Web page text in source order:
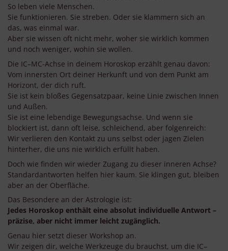
So leben viele Menschen.
Sie funktionieren. Sie streben. Oder sie klammern sich an
das, was einmal war.
Aber sie wissen oft nicht mehr, woher sie wirklich kommen
und noch weniger, wohin sie wollen.
Die IC–MC-Achse in deinem Horoskop erzählt genau davon:
Vom innersten Ort deiner Herkunft und von dem Punkt am
Horizont, der dich ruft.
Sie ist kein bloßes Gegensatzpaar, keine Linie zwischen Innen
und Außen.
Sie ist eine lebendige Bewegungsachse. Und wenn sie
blockiert ist, dann oft leise, schleichend, aber folgenreich:
Wir verlieren den Kontakt zu uns selbst oder jagen Zielen
hinterher, die uns nie wirklich erfüllt haben.
Doch wie finden wir wieder Zugang zu dieser inneren Achse?
Standardantworten helfen hier kaum. Sie klingen gut, bleiben
aber an der Oberfläche.
Das Besondere an der Astrologie ist:
Jedes Horoskop enthält eine absolut individuelle Antwort –
präzise, aber nicht immer leicht zugänglich.
Genau hier setzt dieser Workshop an.
Wir zeigen dir, welche Werkzeuge du brauchst, um die IC–